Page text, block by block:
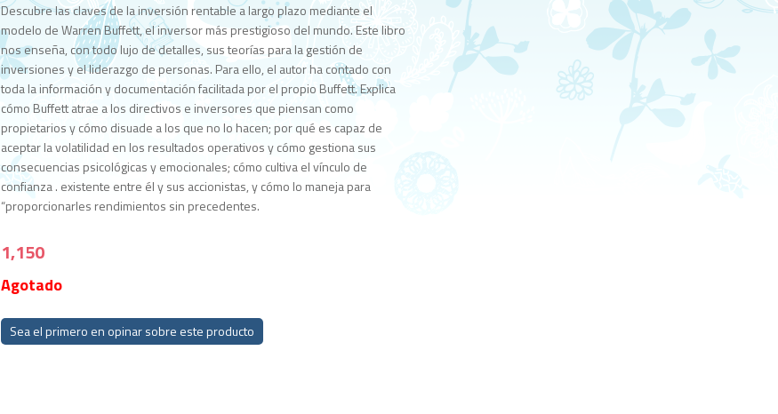
Descubre las claves de la inversión rentable a largo plazo mediante el
modelo de Warren Buffett, el inversor más prestigioso del mundo. Este libro
nos enseña, con todo lujo de detalles, sus teorías para la gestión de
inversiones y el liderazgo de personas. Para ello, el autor ha contado con
toda la información y documentación facilitada por el propio Buffett. Explica
cómo Buffett atrae a los directivos e inversores que piensan como
propietarios y cómo disuade a los que no lo hacen; por qué es capaz de
aceptar la volatilidad en los resultados operativos y cómo gestiona sus
consecuencias psicológicas y emocionales; cómo cultiva el vínculo de
confianza . existente entre él y sus accionistas, y cómo lo maneja para
“proporcionarles rendimientos sin precedentes.
1,150
Agotado
Sea el primero en opinar sobre este producto